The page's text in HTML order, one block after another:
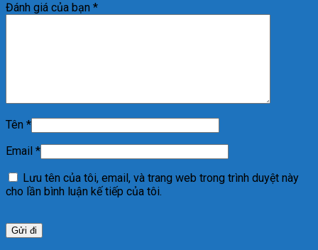
Đánh giá của bạn *
Tên *
Email *
Lưu tên của tôi, email, và trang web trong trình duyệt này
cho lần bình luận kế tiếp của tôi.